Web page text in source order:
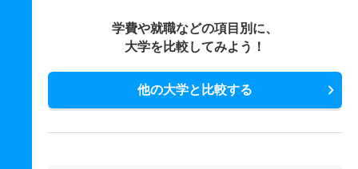
学費や就職などの項目別に、
大学を比較してみよう！
他の大学と比較する